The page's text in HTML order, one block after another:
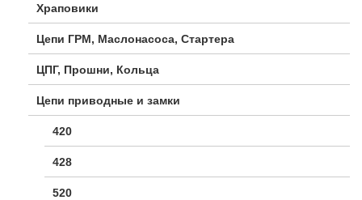
Храповики
Цепи ГРМ, Маслонасоса, Стартера
ЦПГ, Прошни, Кольца
Цепи приводные и замки
420
428
520